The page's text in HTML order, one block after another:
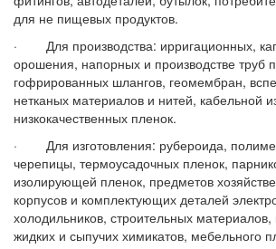
для не пищевых продуктов.
· Для производства: ирригационных,
орошения, напорных и производстве труб
гофрированных шлангов, геомембран,
нетканых материалов и нитей, кабельной
низкокачественных пленок.
· Для изготовления: рубероида,
черепицы, термоусадочных пленок,
изолирующей пленок, предметов
корпусов и комплектующих деталей
холодильников, строительных материалов,
жидких и сыпучих химикатов, мебельного